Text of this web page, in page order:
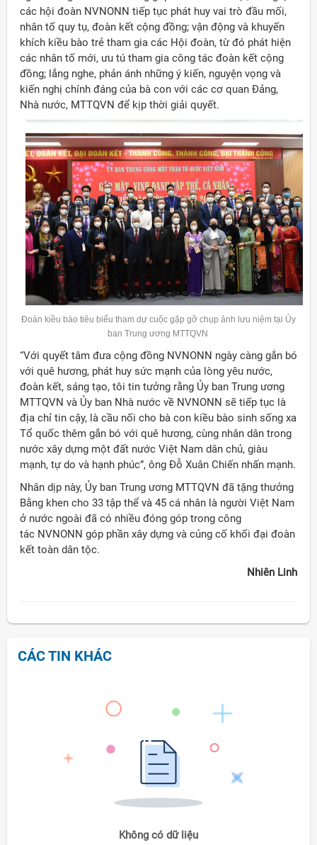
các hội đoàn NVNONN tiếp tục phát huy vai trò đầu mối,
nhân tố quy tụ, đoàn kết cộng đồng; vận động và khuyến
khích kiều bào trẻ tham gia các Hội đoàn, từ đó phát hiện
các nhân tố mới, ưu tú tham gia công tác đoàn kết cộng
đồng; lắng nghe, phản ánh những ý kiến, nguyện vọng và
kiến nghị chính đáng của bà con với các cơ quan Đảng,
Nhà nước, MTTQVN để kịp thời giải quyết.
Đoàn kiều bào tiêu biểu tham dự cuộc gặp gỡ chụp ảnh lưu niệm tại Ủy
ban Trung ương MTTQVN
“Với quyết tâm đưa cộng đồng NVNONN ngày càng gắn bó
với quê hương, phát huy sức mạnh của lòng yêu nước,
đoàn kết, sáng tạo, tôi tin tưởng rằng Ủy ban Trung ương
MTTQVN và Ủy ban Nhà nước về NVNONN sẽ tiếp tục là
địa chỉ tin cậy, là cầu nối cho bà con kiều bào sinh sống xa
Tổ quốc thêm gắn bó với quê hương, cùng nhân dân trong
nước xây dựng một đất nước Việt Nam dân chủ, giàu
mạnh, tự do và hạnh phúc”, ông Đỗ Xuân Chiến nhấn mạnh.
Nhân dịp này, Ủy ban Trung ương MTTQVN đã tặng thưởng
Bằng khen cho 33 tập thể và 45 cá nhân là người Việt Nam
ở nước ngoài đã có nhiều đóng góp trong công
tác NVNONN góp phần xây dựng và củng cố khối đại đoàn
kết toàn dân tộc.
Nhiên Linh
CÁC TIN KHÁC
Không có dữ liệu